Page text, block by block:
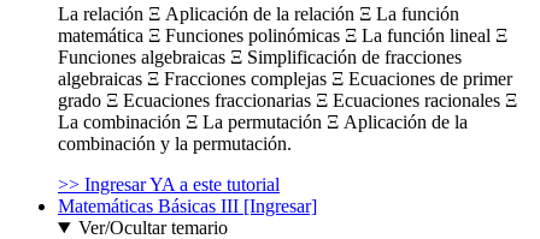
La relación Ξ Aplicación de la relación Ξ La función
matemática Ξ Funciones polinómicas Ξ La función lineal Ξ
Funciones algebraicas Ξ Simplificación de fracciones
algebraicas Ξ Fracciones complejas Ξ Ecuaciones de primer
grado Ξ Ecuaciones fraccionarias Ξ Ecuaciones racionales Ξ
La combinación Ξ La permutación Ξ Aplicación de la
combinación y la permutación.
>> Ingresar YA a este tutorial
Matemáticas Básicas III [Ingresar]
Ver/Ocultar temario